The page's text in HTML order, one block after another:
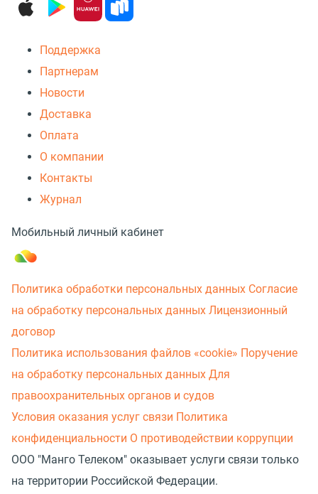
Поддержка
Партнерам
Новости
Доставка
Оплата
О компании
Контакты
Журнал
Мобильный личный кабинет
Политика обработки персональных данных Согласие
на обработку персональных данных Лицензионный
договор
Политика использования файлов «cookie» Поручение
на обработку персональных данных Для
правоохранительных органов и судов
Условия оказания услуг связи Политика
конфиденциальности О противодействии коррупции
ООО "Манго Телеком" оказывает услуги связи только
на территории Российской Федерации.